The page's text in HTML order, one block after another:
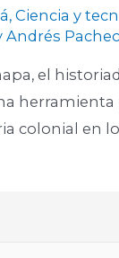
,Ciencia y
Andrés
el
herramienta
colonial en